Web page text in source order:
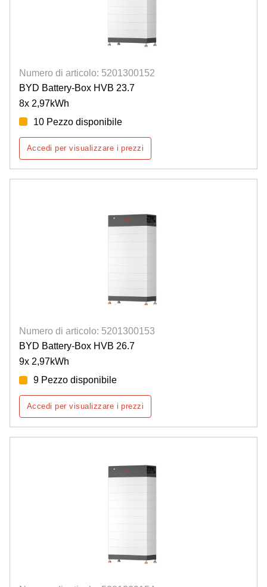
Numero di articolo: 5201300152
BYD Battery-Box HVB 23.7
8x 2,97kWh
10 Pezzo disponibile
Accedi per visualizzare i prezzi
Numero di articolo: 5201300153
BYD Battery-Box HVB 26.7
9x 2,97kWh
9 Pezzo disponibile
Accedi per visualizzare i prezzi